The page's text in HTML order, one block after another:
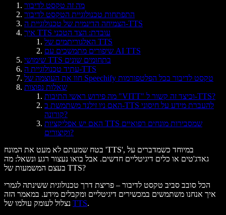
מה זה טקסט לדיבור
התפתחות טכנולוגיית הטקסט לדיבור
הצמיחה הדינמית של טכנולוגיית ה-TTS
איך TTS עובדת: הצד הטכני
האלגוריתמים של TTS
שיפורים מתמשכים עם AI TTS
שימושי TTS בתחומים שונים
עתיד טכנולוגיית ה-TTS
חוו את העוצמה של Speechify טקסט לדיבור בכל הפלטפורמות
שאלות נפוצות
מה פירוש ראשי התיבות "VITT" וכיצד זה קשור ל-TTS?
האם ניו זילנד משתמשת ב-TTS להעברת מידע על חיסוני
קורונה?
האם יש אפליקציות TTS שמסבירות מונחים רפואיים
וקיצורים?
בטח שמעתם לא מעט את המונח 'TTS', במיוחד כשמדברים על
גאדג'טים או כלים דיגיטליים חדשים. אבל בואו נעצור רגע ונשאל: מה
בעצם המשמעות של TTS?
הכל סובב סביב טקסט לדיבור – פריצת דרך טכנולוגית ששינתה לגמרי
איך אנחנו משתמשים במכשירים דיגיטליים ומקבלים מידע. במאמר הזה
TTS.